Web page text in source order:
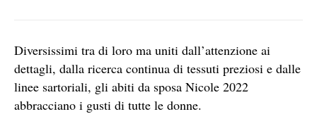
Diversissimi tra di loro ma uniti dall’attenzione ai
dettagli, dalla ricerca continua di tessuti preziosi e dalle
linee sartoriali, gli abiti da sposa Nicole 2022
abbracciano i gusti di tutte le donne.